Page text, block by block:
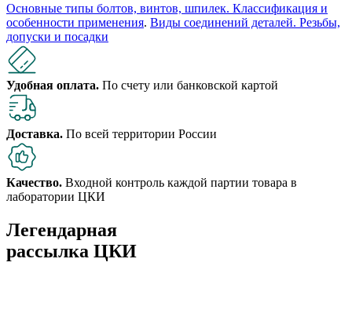
Основные типы болтов, винтов, шпилек. Классификация и
особенности применения. Виды соединений деталей. Резьбы,
допуски и посадки
Удобная оплата. По счету или банковской картой
Доставка. По всей территории России
Качество. Входной контроль каждой партии товара в
лаборатории ЦКИ
Легендарная
рассылка ЦКИ